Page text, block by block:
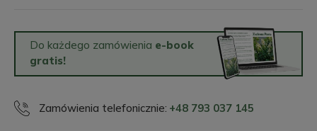
Do każdego zamówienia e-book
gratis!
Zamówienia telefonicznie: +48 793 037 145